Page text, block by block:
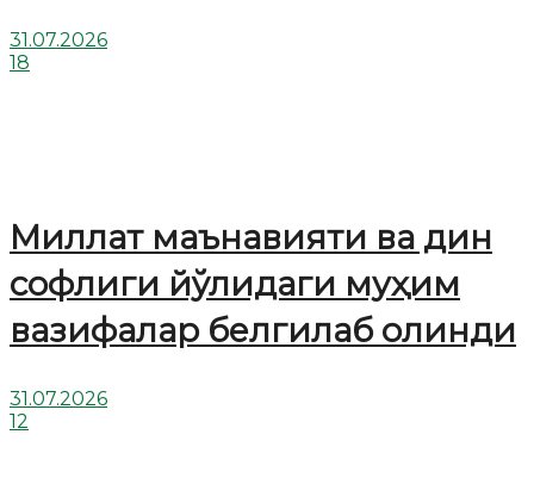
31.07.2026
18
Миллат маънавияти ва дин
софлиги йўлидаги муҳим
вазифалар белгилаб олинди
31.07.2026
12